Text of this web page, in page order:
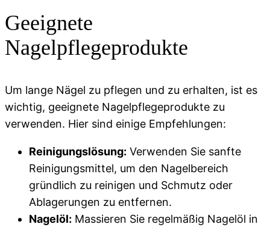
Geeignete
Nagelpflegeprodukte
Um lange Nägel zu pflegen und zu erhalten, ist es
wichtig, geeignete Nagelpflegeprodukte zu
verwenden. Hier sind einige Empfehlungen:
Reinigungslösung: Verwenden Sie sanfte
Reinigungsmittel, um den Nagelbereich
gründlich zu reinigen und Schmutz oder
Ablagerungen zu entfernen.
Nagelöl: Massieren Sie regelmäßig Nagelöl in